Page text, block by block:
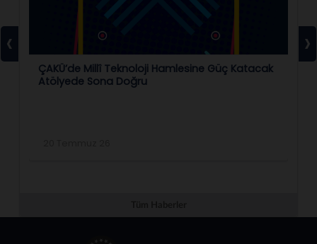
ÇAKÜ’de Millî Teknoloji Hamlesine Güç Katacak
Atölyede Sona Doğru
‹ ›